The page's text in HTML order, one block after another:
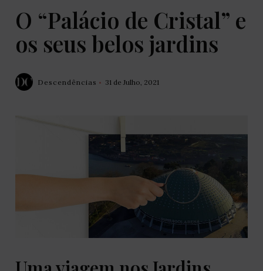
O “Palácio de Cristal” e
os seus belos jardins
Descendências 31 de Julho, 2021